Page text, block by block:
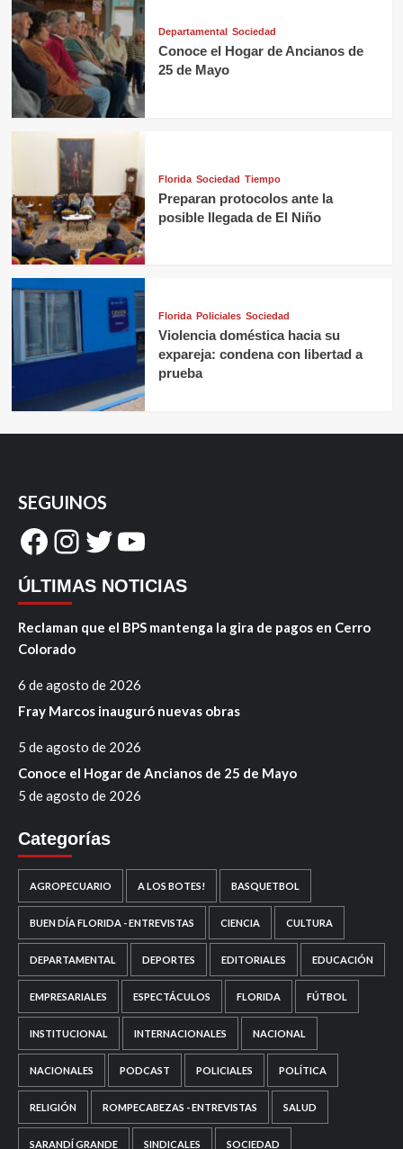
Departamental Sociedad
Conoce el Hogar de Ancianos de
25 de Mayo
Florida Sociedad Tiempo
Preparan protocolos ante la
posible llegada de El Niño
Florida Policiales Sociedad
Violencia doméstica hacia su
expareja: condena con libertad a
prueba
SEGUINOS
Facebook
Instagram
Twitter
YouTube
ÚLTIMAS NOTICIAS
Reclaman que el BPS mantenga la gira de pagos en Cerro
Colorado
6 de agosto de 2026
Fray Marcos inauguró nuevas obras
5 de agosto de 2026
Conoce el Hogar de Ancianos de 25 de Mayo
5 de agosto de 2026
Categorías
AGROPECUARIO A LOS BOTES! BASQUETBOL
BUEN DÍA FLORIDA - ENTREVISTAS CIENCIA CULTURA
DEPARTAMENTAL DEPORTES EDITORIALES EDUCACIÓN
EMPRESARIALES ESPECTÁCULOS FLORIDA FÚTBOL
INSTITUCIONAL INTERNACIONALES NACIONAL
NACIONALES PODCAST POLICIALES POLÍTICA
RELIGIÓN ROMPECABEZAS - ENTREVISTAS SALUD
SARANDÍ GRANDE SINDICALES SOCIEDAD